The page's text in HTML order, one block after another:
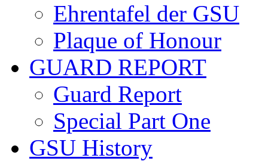
Ehrentafel der GSU
Plaque of Honour
GUARD REPORT
Guard Report
Special Part One
GSU History